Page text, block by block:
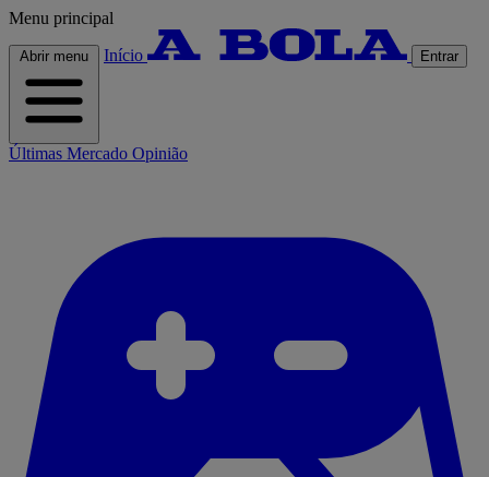
Menu principal
Abrir menu Início Entrar
Últimas Mercado Opinião